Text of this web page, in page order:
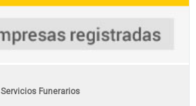
Servicios Funerarios